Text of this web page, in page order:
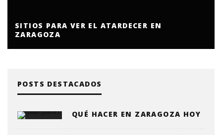
EN
LAS EXPOSICIONES QUE NO TE
POSTS DESTACADOS
QUÉ HACER EN ZARAGOZA HOY